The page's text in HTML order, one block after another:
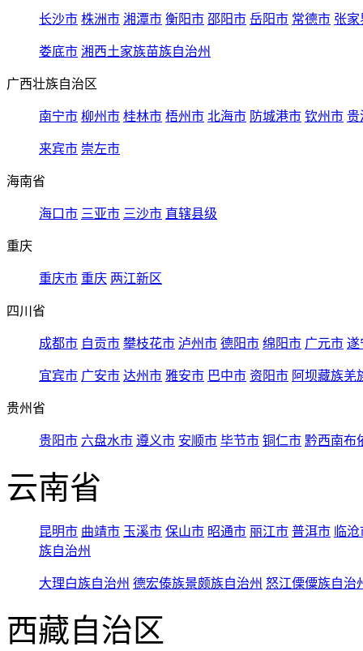
长沙市 株洲市 湘潭市 衡阳市 邵阳市 岳阳市 常德市 张家
娄底市 湘西土家族苗族自治州
广西壮族自治区
南宁市 柳州市 桂林市 梧州市 北海市 防城港市 钦州市 贵
来宾市 崇左市
海南省
海口市 三亚市 三沙市 直辖县级
重庆
重庆市 重庆 两江新区
四川省
成都市 自贡市 攀枝花市 泸州市 德阳市 绵阳市 广元市 遂
宜宾市 广安市 达州市 雅安市 巴中市 资阳市 阿坝藏族羌
贵州省
贵阳市 六盘水市 遵义市 安顺市 毕节市 铜仁市 黔西南布
云南省
昆明市 曲靖市 玉溪市 保山市 昭通市 丽江市 普洱市 临
族自治州
大理白族自治州 德宏傣族景颇族自治州 怒江傈僳族自治
西藏自治区